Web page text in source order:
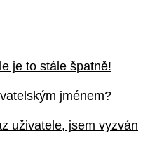
je to stále špatně!
jménem?
uživatele, jsem vyzván